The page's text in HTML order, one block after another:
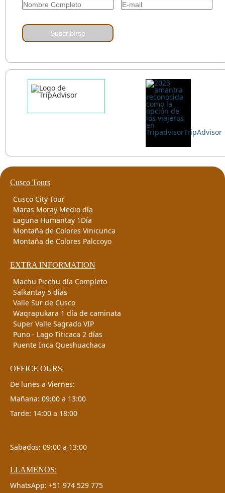
Suscribirse
Cusco Tours
Cusco City Tour
Maras Moray Medio día
Laguna Humantay 1Día
Montaña de Colores Vinicunca
Montaña de Colores Palccoyo
EXTRA INFORMATION
Machu Picchu día Completo
Salkantay 5 días
Valle Sur de Cusco
Waqrapukara 1 día de caminata
Super Valle Sagrado VIP
Puno - Lago Titicaca 2 días
Puente Inca Queshuachaca
OFFICE OURS
De lunes a Viernes:
Mañana: 09:00 a 13:00
Tarde: 14:00 a 18:00
Sabados: 09:00 a 13:00
LLAMENOS:
WhatsApp: +51 974 529 775